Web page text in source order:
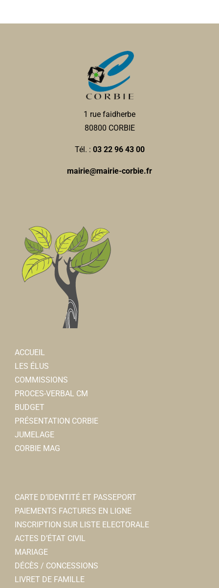
1 rue faidherbe
80800 CORBIE
Tél. : 03 22 96 43 00
mairie@mairie-corbie.fr
ACCUEIL
LES ÉLUS
COMMISSIONS
PROCES-VERBAL CM
BUDGET
PRÉSENTATION CORBIE
JUMELAGE
CORBIE MAG
CARTE D’IDENTITÉ ET PASSEPORT
PAIEMENTS FACTURES EN LIGNE
INSCRIPTION SUR LISTE ELECTORALE
ACTES D’ÉTAT CIVIL
MARIAGE
DÉCÈS / CONCESSIONS
LIVRET DE FAMILLE